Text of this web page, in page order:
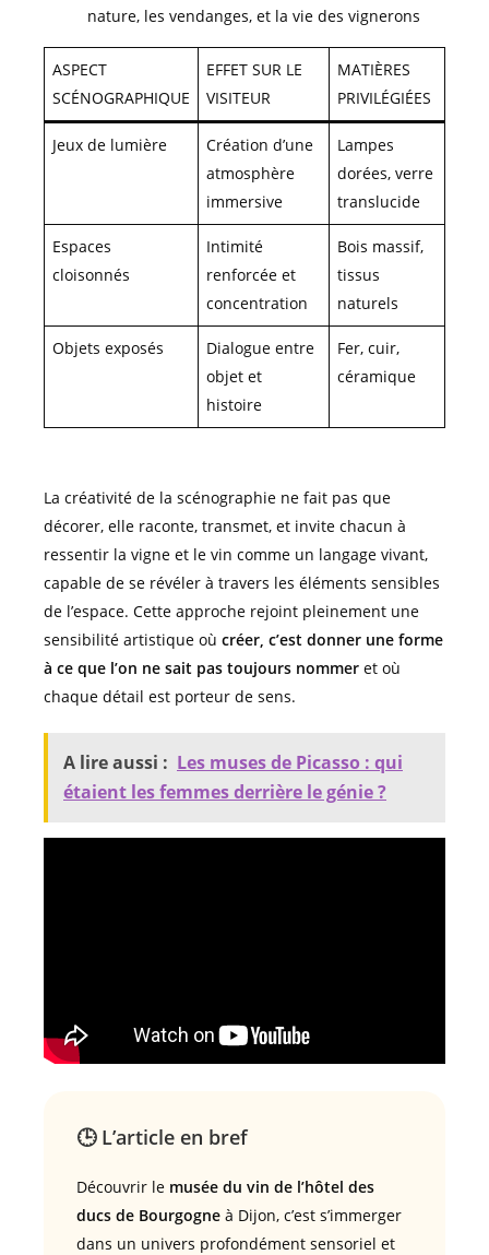
nature, les vendanges, et la vie des vignerons
ASPECT
SCÉNOGRAPHIQUE
EFFET SUR LE
VISITEUR
MATIÈRES
PRIVILÉGIÉES
Jeux de lumière
Création d’une
atmosphère
immersive
Lampes
dorées, verre
translucide
Espaces
cloisonnés
Intimité
renforcée et
concentration
Bois massif,
tissus
naturels
Objets exposés
Dialogue entre
objet et
histoire
Fer, cuir,
céramique
La créativité de la scénographie ne fait pas que
décorer, elle raconte, transmet, et invite chacun à
ressentir la vigne et le vin comme un langage vivant,
capable de se révéler à travers les éléments sensibles
de l’espace. Cette approche rejoint pleinement une
sensibilité artistique où créer, c’est donner une forme
à ce que l’on ne sait pas toujours nommer et où
chaque détail est porteur de sens.
A lire aussi : Les muses de Picasso : qui
étaient les femmes derrière le génie ?
🕒 L’article en bref
Découvrir le musée du vin de l’hôtel des
ducs de Bourgogne à Dijon, c’est s’immerger
dans un univers profondément sensoriel et